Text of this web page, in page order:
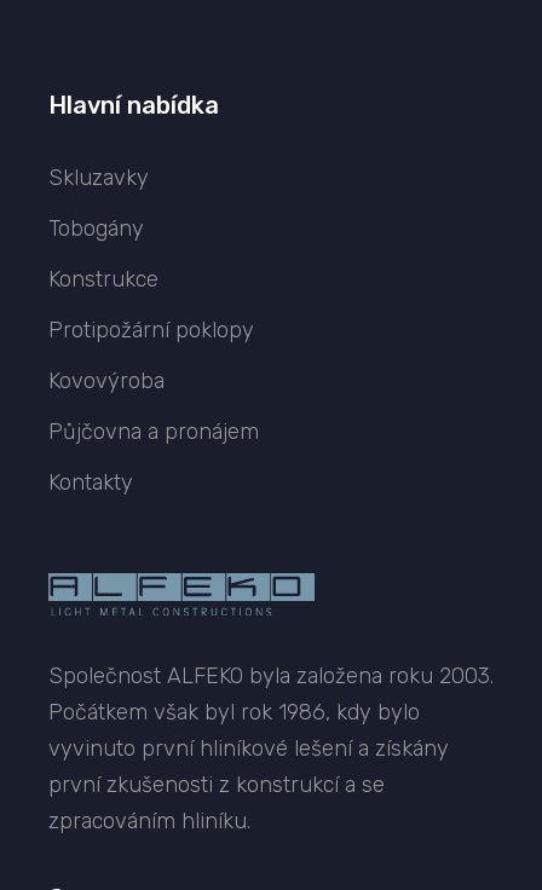
Společnost ALFEKO byla založena roku 2003.
Počátkem však byl rok 1986, kdy bylo
vyvinuto první hliníkové lešení a získány
první zkušenosti z konstrukcí a se
zpracováním hliníku.
Hlavní nabídka
Skluzavky
Tobogány
Konstrukce
Protipožární poklopy
Kovovýroba
Půjčovna a pronájem
Kontakty